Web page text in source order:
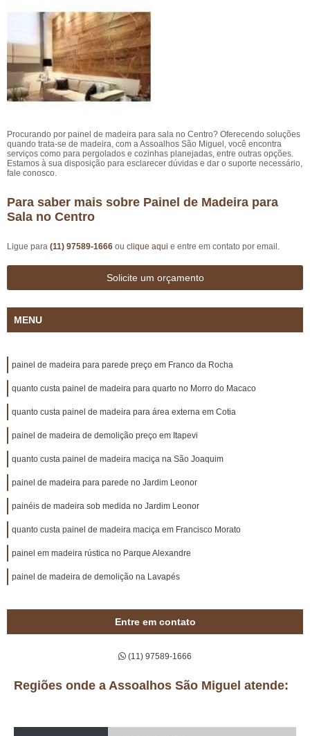
Procurando por painel de madeira para sala no Centro? Oferecendo soluções
quando trata-se de madeira, com a Assoalhos São Miguel, você encontra
serviços como para pergolados e cozinhas planejadas, entre outras opções.
Estamos à sua disposição para esclarecer dúvidas e dar o suporte necessário,
fale conosco.
Para saber mais sobre Painel de Madeira para
Sala no Centro
Ligue para (11) 97589-1666 ou clique aqui e entre em contato por email.
Solicite um orçamento
MENU
painel de madeira para parede preço em Franco da Rocha
quanto custa painel de madeira para quarto no Morro do Macaco
quanto custa painel de madeira para área externa em Cotia
painel de madeira de demolição preço em Itapevi
quanto custa painel de madeira maciça na São Joaquim
painel de madeira para parede no Jardim Leonor
painéis de madeira sob medida no Jardim Leonor
quanto custa painel de madeira maciça em Francisco Morato
painel em madeira rústica no Parque Alexandre
painel de madeira de demolição na Lavapés
Entre em contato
(11) 97589-1666
Regiões onde a Assoalhos São Miguel atende: